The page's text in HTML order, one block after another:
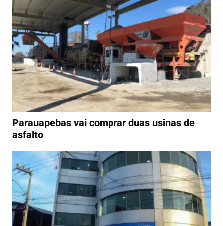
Parauapebas vai comprar duas usinas de
asfalto